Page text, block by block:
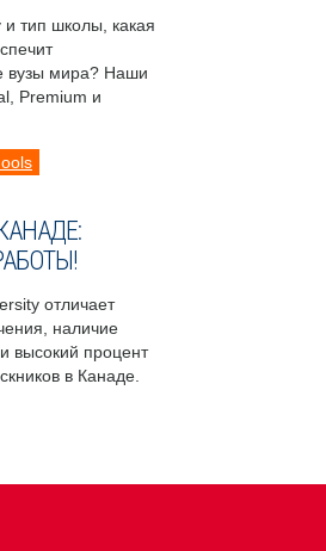
и тип школы, какая
вузы мира? Наши
Premium и
отличает
наличие
высокий процент
в Канаде.